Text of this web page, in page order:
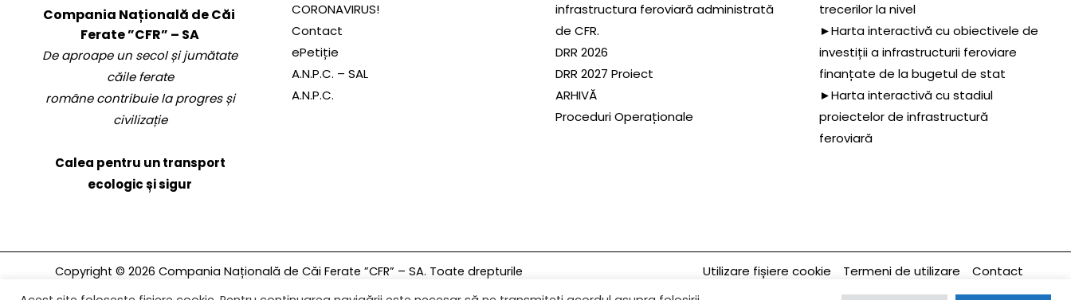
Compania Națională de Căi
Ferate ”CFR” – SA
De aproape un secol și jumătate
căile ferate
române contribuie la progres și
civilizație
Calea pentru un transport
ecologic și sigur
CORONAVIRUS!
Contact
ePetiție
A.N.P.C. – SAL
A.N.P.C.
infrastructura feroviară administrată
de CFR.
DRR 2026
DRR 2027 Proiect
ARHIVĂ
Proceduri Operaționale
trecerilor la nivel
►Harta interactivă cu obiectivele de
investiții a infrastructurii feroviare
finanțate de la bugetul de stat
►Harta interactivă cu stadiul
proiectelor de infrastructură
feroviară
Copyright © 2026 Compania Națională de Căi Ferate ”CFR” – SA. Toate drepturile
rezervate.
Utilizare fișiere cookie Termeni de utilizare Contact